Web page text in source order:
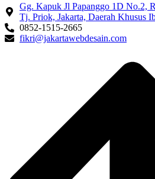
Gg. Kapuk Jl Papanggo 1D No.2,
Tj. Priok, Jakarta, Daerah Khusus
0852-1515-2665
fikri@jakartawebdesain.com